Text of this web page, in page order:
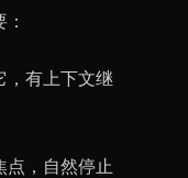
，有上下文继
点，自然停止